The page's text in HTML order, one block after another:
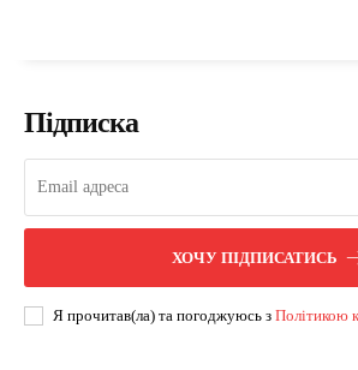
Підписка
ХОЧУ ПІДПИСАТИСЬ
Я прочитав(ла) та погоджуюсь з Політикою